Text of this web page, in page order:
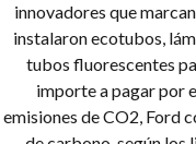
innovadores que
instalaron ecotubos,
tubos fluorescentes
importe a pagar por
emisiones de CO2, Ford